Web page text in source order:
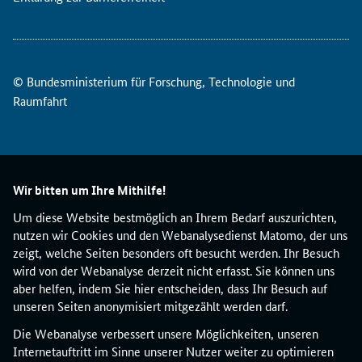
Wir bitten um Ihre Mithilfe!
Um diese Website bestmöglich an Ihrem Bedarf auszurichten,
nutzen wir Cookies und den Webanalysedienst Matomo, der uns
zeigt, welche Seiten besonders oft besucht werden. Ihr Besuch
wird von der Webanalyse derzeit nicht erfasst. Sie können uns
aber helfen, indem Sie hier entscheiden, dass Ihr Besuch auf
unseren Seiten anonymisiert mitgezählt werden darf.
Die Webanalyse verbessert unsere Möglichkeiten, unseren
Internetauftritt im Sinne unserer Nutzer weiter zu optimieren
n
ä
s
e
F
s
t
© Bundesministerium für Forschung, Technologie und
Raumfahrt